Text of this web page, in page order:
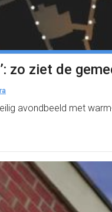
zo ziet de
avondbeeld met